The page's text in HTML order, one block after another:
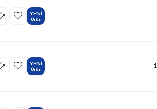
YENI
Ürün
YENI
Ürün